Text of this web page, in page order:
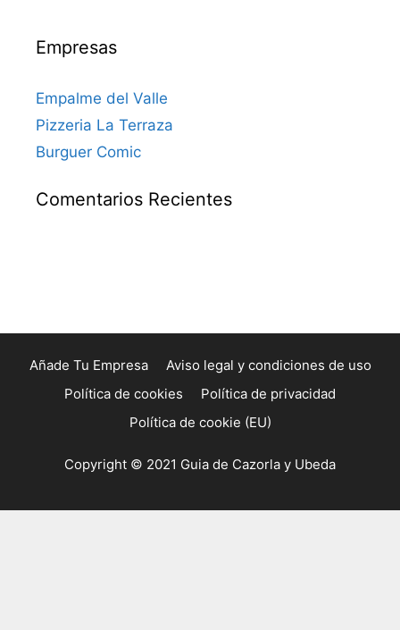
Empresas
Empalme del Valle
Pizzeria La Terraza
Burguer Comic
Comentarios Recientes
Añade Tu Empresa
Aviso legal y condiciones de uso
Política de cookies
Política de privacidad
Política de cookie (EU)
Copyright © 2021 Guia de Cazorla y Ubeda